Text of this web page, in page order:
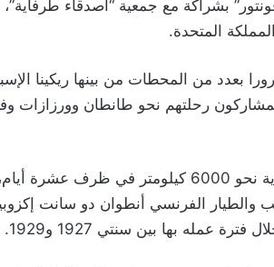
بعدد من المحطات من بينها ريكينا
رحلتهم نحو طانطان وورزازات
والطيار الفرنسي أنطوان دو سانت
عمله بها بين سنتي 1927 و1929.